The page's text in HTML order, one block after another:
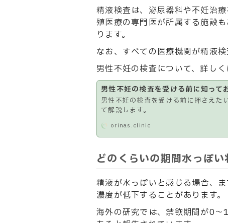
精液検査は、泌尿器科や不妊治
殖医療の専門医が所属する施設
ります。
なお、すべての医療機関が精液
男性不妊の検査について、詳し
男性不妊の検査を受ける前に知っ
男性不妊の検査を受ける前に押さえた
て解説します。
orinas.clinic
どのくらいの期間水っぽ
精液が水っぽいと感じる場合、
濃度が低下することがあります。
海外の研究では、禁欲期間が0